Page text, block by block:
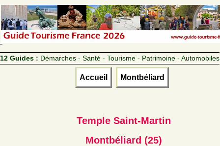
12 Guides : Démarches - Santé - Tourisme - Patrimoine - Automobiles
Accueil Montbéliard
Temple Saint-Martin
Montbéliard (25)